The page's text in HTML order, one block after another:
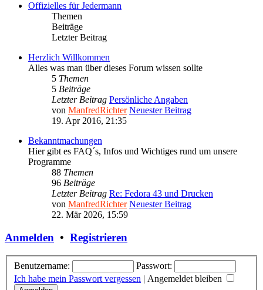
Offizielles für Jedermann
Themen
Beiträge
Letzter Beitrag
Herzlich Willkommen
Alles was man über dieses Forum wissen sollte
5 Themen
5 Beiträge
Letzter Beitrag Persönliche Angaben
von ManfredRichter Neuester Beitrag
19. Apr 2016, 21:35
Bekanntmachungen
Hier gibt es FAQ´s, Infos und Wichtiges rund um unsere
Programme
88 Themen
96 Beiträge
Letzter Beitrag Re: Fedora 43 und Drucken
von ManfredRichter Neuester Beitrag
22. Mär 2026, 15:59
Anmelden • Registrieren
Benutzername:
Passwort:
Ich habe mein Passwort vergessen | Angemeldet bleiben